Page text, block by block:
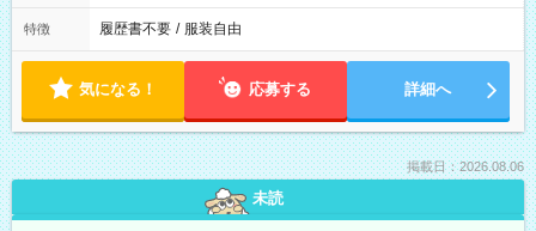
特徴 履歴書不要 / 服装自由
気になる！ 応募する 詳細へ
掲載日：2026.08.06
未読